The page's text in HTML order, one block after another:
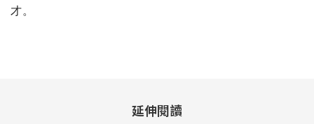
才。
延伸閱讀